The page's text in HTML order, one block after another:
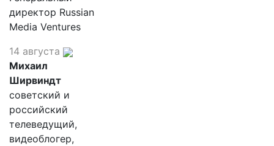
директор Russian
Media Ventures
14 августа
Михаил
Ширвиндт
советский и
российский
телеведущий,
видеоблогер,